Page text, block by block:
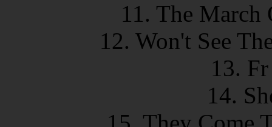
11. The March
12. Won't See
13.
14.